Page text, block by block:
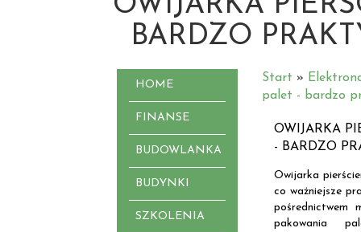
BARDZO
HOME
FINANSE
BUDOWLANKA
BUDYNKI
SZKOLENIA
Start »
palet - bardzo
OWIJARKA
- BARDZO
Owijarka
co ważniejsze
pośrednictwem
pakowania